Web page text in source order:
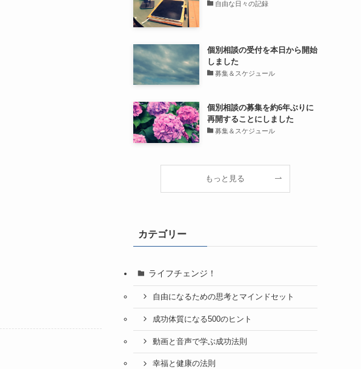
自由な日々の記録
個別相談の受付を本日から開始
しました
募集＆スケジュール
個別相談の募集を約6年ぶりに
再開することにしました
募集＆スケジュール
もっと見る
カテゴリー
ライフチェンジ！
自由になるための思考とマインドセット
成功体質になる500のヒント
動画と音声で学ぶ成功法則
幸福と健康の法則